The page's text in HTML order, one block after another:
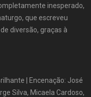
inesperado,
que escreveu
diversão, graças à
| Encenação: José
Silva, Micaela Cardoso,